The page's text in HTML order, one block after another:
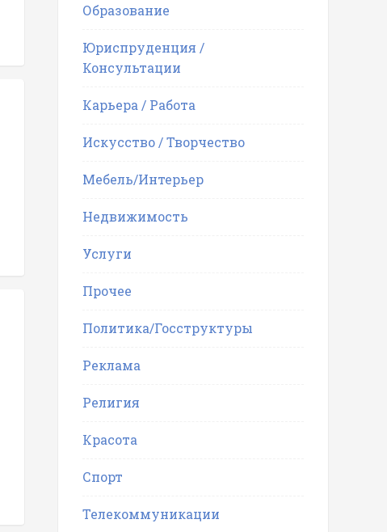
Образование
Юриспруденция /
Консультации
Карьера / Работа
Искусство / Творчество
Мебель/Интерьер
Недвижимость
Услуги
Прочее
Политика/Госструктуры
Реклама
Религия
Красота
Спорт
Телекоммуникации